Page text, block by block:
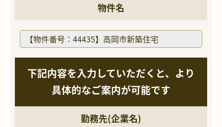
物件名
下記内容を入力していただくと、より
具体的なご案内が可能です
勤務先(企業名)